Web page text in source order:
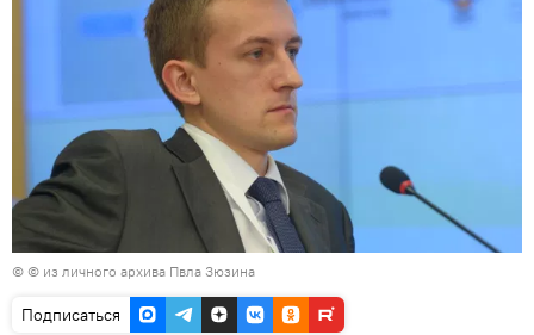
© © из личного архива Пвла Зюзина
Подписаться